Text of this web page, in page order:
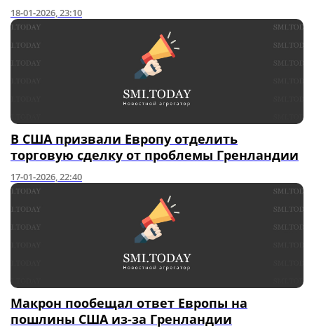
18-01-2026, 23:10
В США призвали Европу отделить
торговую сделку от проблемы Гренландии
17-01-2026, 22:40
Макрон пообещал ответ Европы на
пошлины США из-за Гренландии